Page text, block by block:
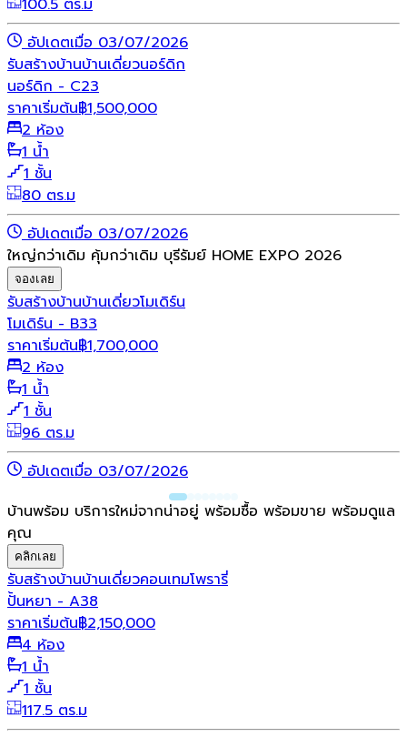
100.5 ตร.ม
อัปเดตเมื่อ 03/07/2026
รับสร้างบ้านบ้านเดี่ยวนอร์ดิก
นอร์ดิก - C23
ราคาเริ่มต้น฿1,500,000
2 ห้อง
1 น้ำ
1 ชั้น
80 ตร.ม
อัปเดตเมื่อ 03/07/2026
ใหญ่กว่าเดิม คุ้มกว่าเดิม บุรีรัมย์ HOME EXPO 2026
จองเลย
รับสร้างบ้านบ้านเดี่ยวโมเดิร์น
โมเดิร์น - B33
ราคาเริ่มต้น฿1,700,000
2 ห้อง
1 น้ำ
1 ชั้น
96 ตร.ม
อัปเดตเมื่อ 03/07/2026
บ้านพร้อม บริการใหม่จากน่าอยู่ พร้อมซื้อ พร้อมขาย พร้อมดูแล
คุณ
คลิกเลย
รับสร้างบ้านบ้านเดี่ยวคอนเทมโพรารี่
ปั้นหยา - A38
ราคาเริ่มต้น฿2,150,000
4 ห้อง
1 น้ำ
1 ชั้น
117.5 ตร.ม